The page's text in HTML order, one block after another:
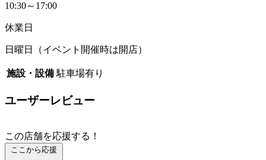
10:30～17:00
休業日
日曜日（イベント開催時は開店）
施設・設備 駐車場有り
ユーザーレビュー
この店舗を応援する！
ここから応援